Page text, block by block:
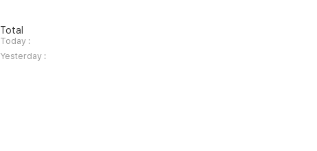
방
문
자
수
Total
Today :
Yesterday :